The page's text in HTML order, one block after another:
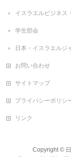
イスラエルビジネス
学生部会
日本・イスラエルジ
お問い合わせ
サイトマップ
プライバシーポリシ
リンク
Copyright ©